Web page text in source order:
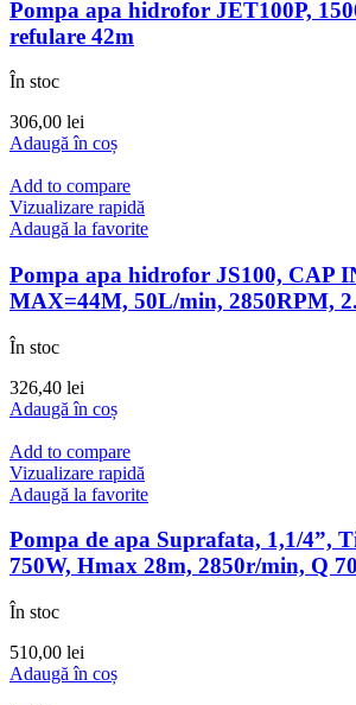
Pompa apa hidrofor JET100P,
refulare 42m
În stoc
306,00 lei
Adaugă în coș
Add to compare
Vizualizare rapidă
Adaugă la favorite
Pompa apa hidrofor JS100, CAP
MAX=44M, 50L/min, 2850RPM,
În stoc
326,40 lei
Adaugă în coș
Add to compare
Vizualizare rapidă
Adaugă la favorite
Pompa de apa Suprafata, 1,1/4”,
750W, Hmax 28m, 2850r/min, Q
În stoc
510,00 lei
Adaugă în coș